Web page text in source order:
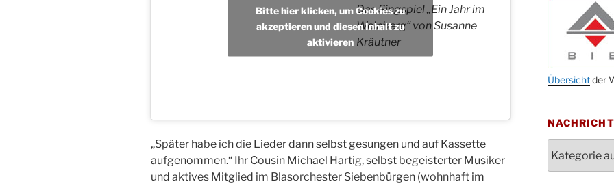
Das Singspiel „Ein Jahr im
Weinberg“ von Susanne
Kräutner
Bitte hier klicken, um Cookies zu
akzeptieren und diesen Inhalt zu
aktivieren
„Später habe ich die Lieder dann selbst gesungen und auf Kassette
aufgenommen.“ Ihr Cousin Michael Hartig, selbst begeisterter Musiker
und aktives Mitglied im Blasorchester Siebenbürgen (wohnhaft im
Kirche
18:00
11.10.
29.10.
31.10.
Übersichtder